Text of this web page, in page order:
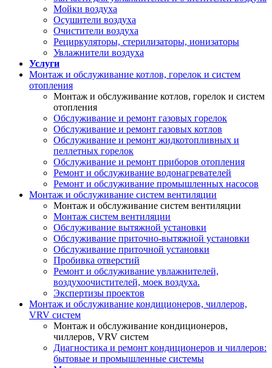
Мойки воздуха
Осушители воздуха
Очистители воздуха
Рециркуляторы, стерилизаторы, ионизаторы
Увлажнители воздуха
Услуги
Монтаж и обслуживание котлов, горелок и систем
отопления
Монтаж и обслуживание котлов, горелок и систем
отопления
Обслуживание и ремонт газовых горелок
Обслуживание и ремонт газовых котлов
Обслуживание и ремонт жидкотопливных и
пеллетных горелок
Обслуживание и ремонт приборов отопления
Ремонт и обслуживание водонагревателей
Ремонт и обслуживание промышленных насосов
Монтаж и обслуживание систем вентиляции
Монтаж и обслуживание систем вентиляции
Монтаж систем вентиляции
Обслуживание вытяжной установки
Обслуживание приточно-вытяжной установки
Обслуживание приточной установки
Пробивка отверстий
Ремонт и обслуживание увлажнителей,
воздухоочистителей, моек воздуха.
Экспертизы проектов
Монтаж и обслуживание кондиционеров, чиллеров,
VRV систем
Монтаж и обслуживание кондиционеров,
чиллеров, VRV систем
Диагностика и ремонт кондиционеров и чиллеров:
бытовые и промышленные системы